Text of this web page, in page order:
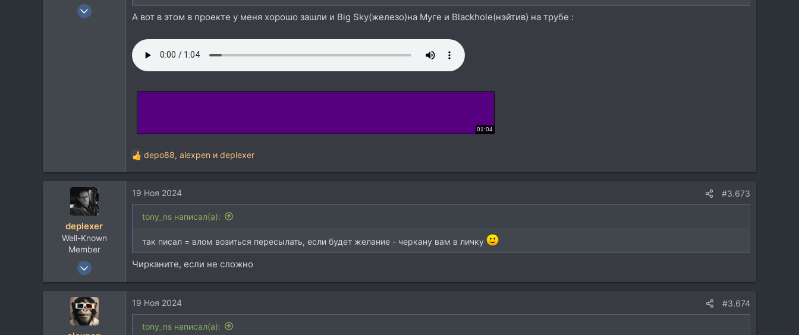
16 Авг 2012
А вот в этом в проекте у меня хорошо зашли и Big Sky(железо)на Муге и Blackhole(нэйтив) на трубе :
Р
е
к
ц
depo88, alexpen и deplexer
deplexer
Well-Known
Member
9 Янв 2012
8.932
19 Ноя 2024 #3.673
tony_ns написал(а):
так писал = влом возиться пересылать, если будет желание - черкану вам в личку
Чирканите, если не сложно
19 Ноя 2024 #3.674
tony_ns написал(а):